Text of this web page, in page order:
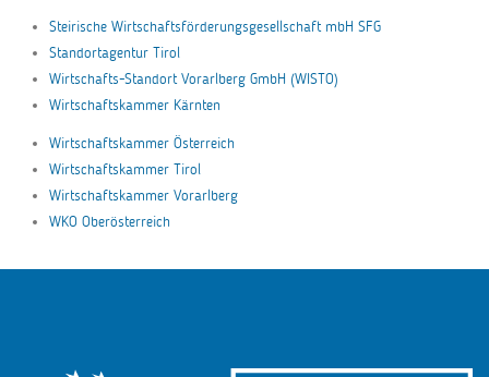
Steirische Wirtschaftsförderungsgesellschaft mbH SFG
Standortagentur Tirol
Wirtschafts-Standort Vorarlberg GmbH (WISTO)
Wirtschaftskammer Kärnten
Wirtschaftskammer Österreich
Wirtschaftskammer Tirol
Wirtschaftskammer Vorarlberg
WKO Oberösterreich